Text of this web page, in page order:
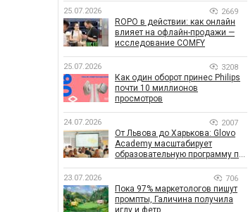
25.07.2026 2669
ROPO в действии: как онлайн
влияет на офлайн-продажи —
исследование COMFY
25.07.2026 3208
Как один оборот принес Philips
почти 10 миллионов
просмотров
24.07.2026 2007
От Львова до Харькова: Glovo
Academy масштабирует
образовательную программу по
23.07.2026 706
Пока 97% маркетологов пишут
промпты, Галичина получила
иглу и фетр